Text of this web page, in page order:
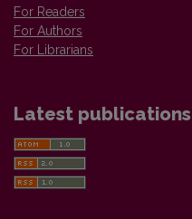
For Readers
For Authors
For Librarians
Latest publications